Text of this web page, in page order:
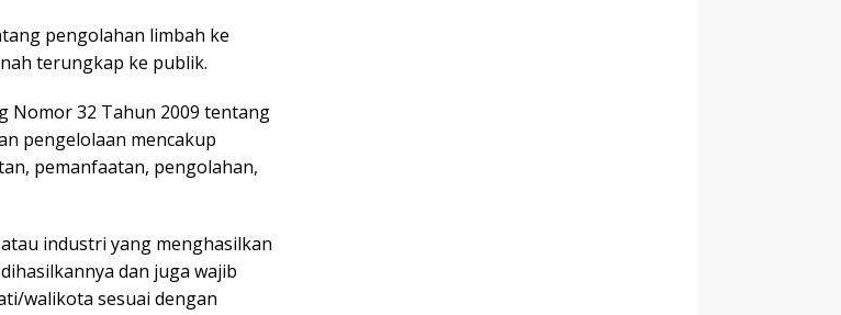
pengolahan limbah ke
terungkap ke publik.
Nomor 32 Tahun 2009 tentang
pengelolaan mencakup
pemanfaatan, pengolahan,
industri yang menghasilkan
dan juga wajib
walikota sesuai dengan